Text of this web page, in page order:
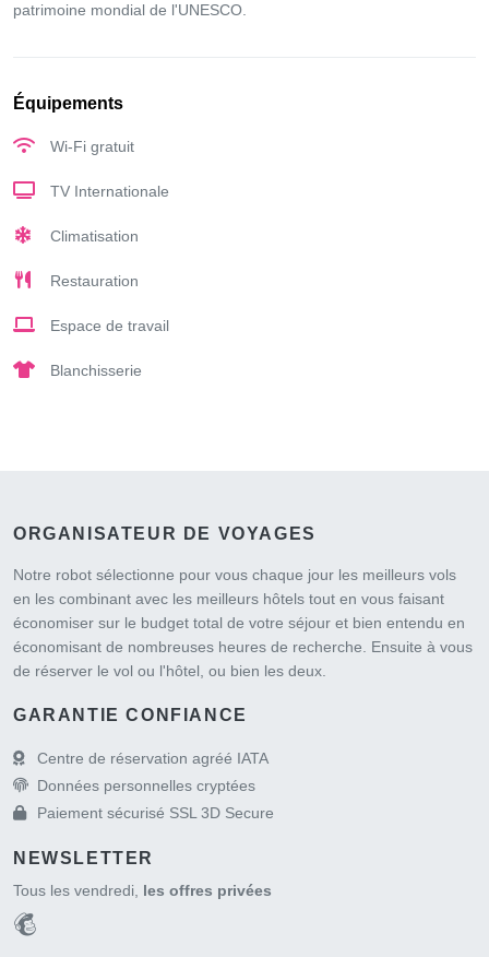
patrimoine mondial de l'UNESCO.
Équipements
Wi-Fi gratuit
TV Internationale
Climatisation
Restauration
Espace de travail
Blanchisserie
ORGANISATEUR DE VOYAGES
Notre robot sélectionne pour vous chaque jour les meilleurs vols
en les combinant avec les meilleurs hôtels tout en vous faisant
économiser sur le budget total de votre séjour et bien entendu en
économisant de nombreuses heures de recherche. Ensuite à vous
de réserver le vol ou l'hôtel, ou bien les deux.
GARANTIE CONFIANCE
Centre de réservation agréé IATA
Données personnelles cryptées
Paiement sécurisé SSL 3D Secure
NEWSLETTER
Tous les vendredi, les offres privées